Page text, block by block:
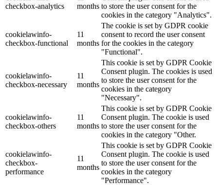
checkbox-analytics
months to store the user consent for the
cookies in the category "Analytics".
cookielawinfo-
checkbox-functional
11
months
The cookie is set by GDPR cookie
consent to record the user consent
for the cookies in the category
"Functional".
cookielawinfo-
checkbox-necessary
11
months
This cookie is set by GDPR Cookie
Consent plugin. The cookies is used
to store the user consent for the
cookies in the category
"Necessary".
cookielawinfo-
checkbox-others
11
months
This cookie is set by GDPR Cookie
Consent plugin. The cookie is used
to store the user consent for the
cookies in the category "Other.
cookielawinfo-
checkbox-
performance
11
months
This cookie is set by GDPR Cookie
Consent plugin. The cookie is used
to store the user consent for the
cookies in the category
"Performance".